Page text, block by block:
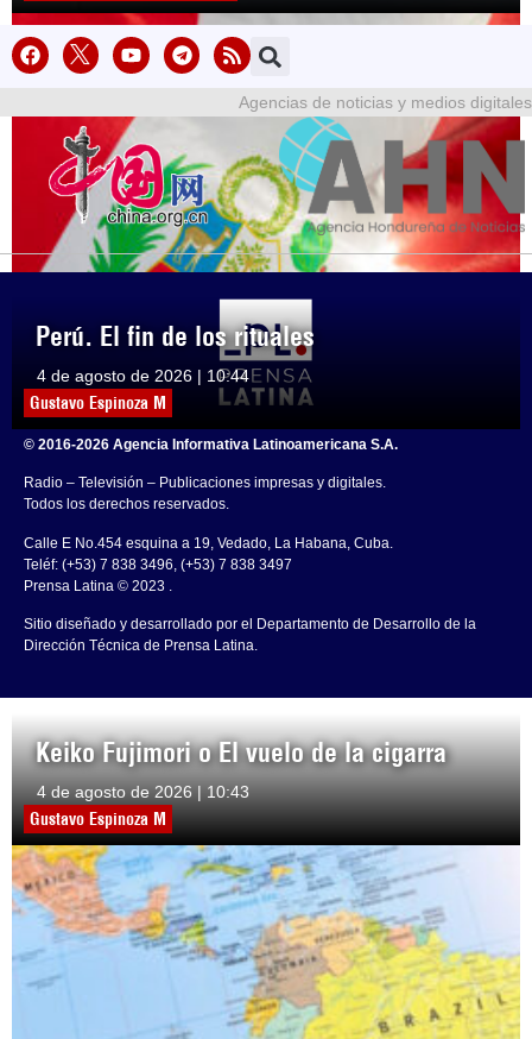
Perú. El fin de los rituales
4 de agosto de 2026 | 10:44
Gustavo Espinoza M
Keiko Fujimori o El vuelo de la cigarra
4 de agosto de 2026 | 10:43
Gustavo Espinoza M
Agencias de noticias y medios digitales
© 2016-2026 Agencia Informativa Latinoamericana S.A.
Radio – Televisión – Publicaciones impresas y digitales.
Todos los derechos reservados.
Calle E No.454 esquina a 19, Vedado, La Habana, Cuba.
Teléf: (+53) 7 838 3496, (+53) 7 838 3497
Prensa Latina © 2023 .
Sitio diseñado y desarrollado por el Departamento de Desarrollo de la
Dirección Técnica de Prensa Latina.